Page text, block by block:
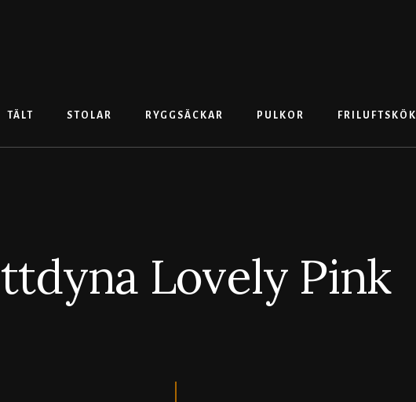
TÄLT STOLAR RYGGSÄCKAR PULKOR FRILUFTSKÖK
Lovely Pink